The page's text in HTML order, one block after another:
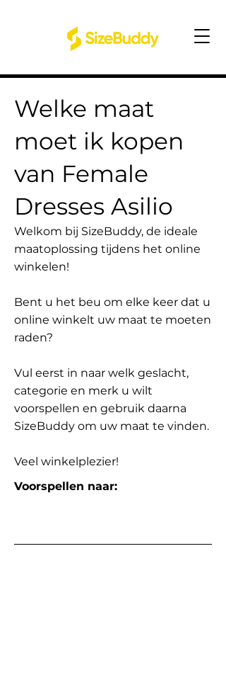
Welke maat
moet ik kopen
van Female
Dresses Asilio
Welkom bij SizeBuddy, de ideale
maatoplossing tijdens het online
winkelen!
Bent u het beu om elke keer dat u
online winkelt uw maat te moeten
raden?
Vul eerst in naar welk geslacht,
categorie en merk u wilt
voorspellen en gebruik daarna
SizeBuddy om uw maat te vinden.
Veel winkelplezier!
Voorspellen naar: